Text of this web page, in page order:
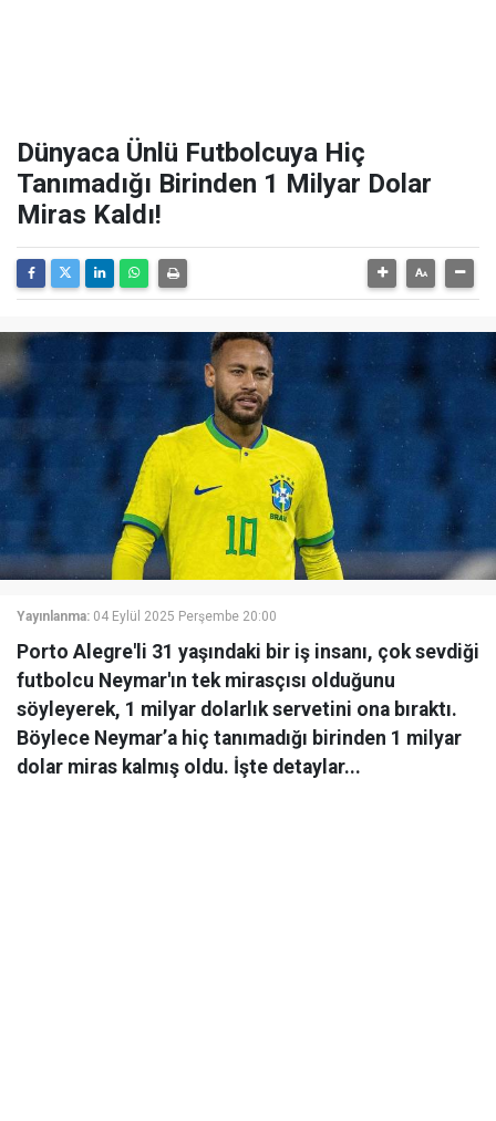
Dünyaca Ünlü Futbolcuya Hiç
Tanımadığı Birinden 1 Milyar Dolar
Miras Kaldı!
Yayınlanma: 04 Eylül 2025 Perşembe 20:00
Porto Alegre'li 31 yaşındaki bir iş insanı, çok sevdiği
futbolcu Neymar'ın tek mirasçısı olduğunu
söyleyerek, 1 milyar dolarlık servetini ona bıraktı.
Böylece Neymar’a hiç tanımadığı birinden 1 milyar
dolar miras kalmış oldu. İşte detaylar...